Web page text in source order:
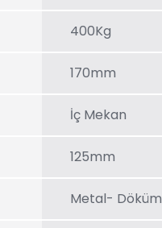
400Kg
170mm
İç Mekan
125mm
Metal- Döküm